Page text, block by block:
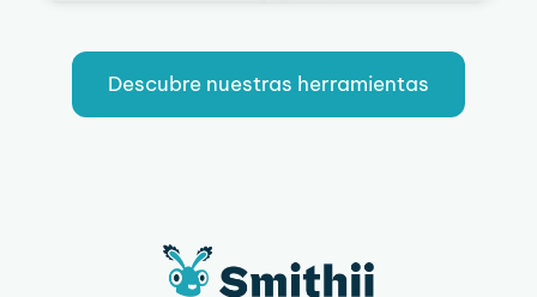
Descubre nuestras herramientas